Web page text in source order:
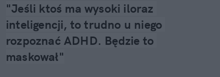
"Jeśli ktoś ma wysoki iloraz
inteligencji, to trudno u niego
rozpoznać ADHD. Będzie to
maskował"